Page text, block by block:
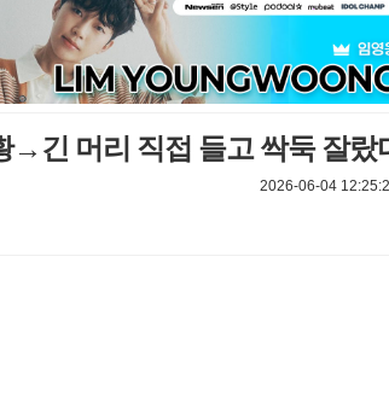
→긴 머리 직접 들고 싹둑 잘랐
2026-06-04